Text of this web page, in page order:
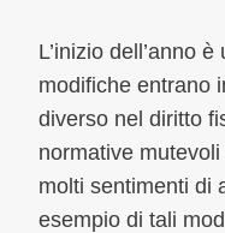
L’inizio dell’anno
modifiche entrano
diverso nel diritto
normative
molti sentimenti di
esempio di tali